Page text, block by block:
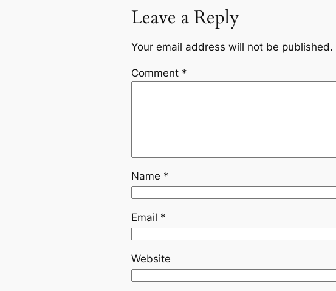
Leave a Reply
Your email address will not be published.
Comment *
Name *
Email *
Website